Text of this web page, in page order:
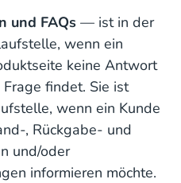
und FAQs — ist in der
wenn ein
keine Antwort
findet. Sie ist
wenn ein Kunde
, Rückgabe- und
und/oder
informieren möchte.